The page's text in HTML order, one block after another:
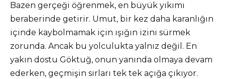
Bazen gerçeği öğrenmek, en büyük yıkımı
beraberinde getirir. Umut, bir kez daha karanlığın
içinde kaybolmamak için ışığın izini sürmek
zorunda. Ancak bu yolculukta yalnız değil. En
yakın dostu Göktuğ, onun yanında olmaya devam
ederken, geçmişin sırları tek tek açığa çıkıyor.